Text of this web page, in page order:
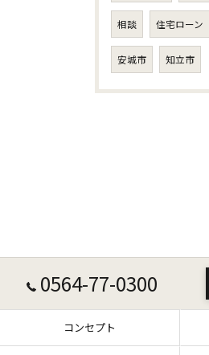
相談 住宅ローン
安城市 知立市
0564-77-0300
コンセプト